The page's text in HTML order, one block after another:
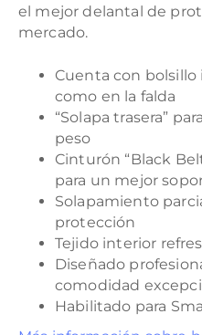
el mejor delantal de
mercado.
Cuenta con
como en la falda
“Solapa trasera”
peso
Cinturón “Black
para un mejor
Solapamiento
protección
Tejido interior
Diseñado
comodidad
Habilitado para